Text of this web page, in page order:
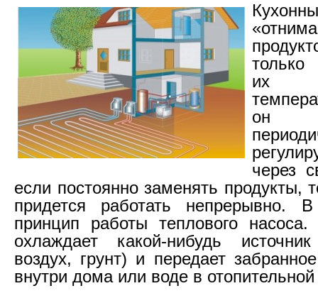
только
их
он
через
если постоянно заменять продукты,
придется работать непрерывно.
принцип работы теплового
охлаждает какой-нибудь
воздух, грунт) и передает
внутри дома или воде в